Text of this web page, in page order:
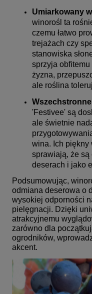
Umiarkowany
winorośl ta
czemu łatwo
trejażach czy
stanowiska
sprzyja
żyzna,
ale roślina
'Festivee' są
ale świetnie
wina. Ich piękny
sprawiają, że
deserach i jako
Podsumowując,
odmiana deserowa o
wysokiej odporności
pielęgnacji. Dzięki
atrakcyjnemu
zarówno dla
ogrodników,
akcent.